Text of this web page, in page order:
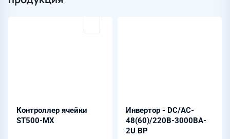
Контроллер ячейки
ST500-MX
Инвертор - DC/AC-
48(60)/220B-3000BA-
2U BP